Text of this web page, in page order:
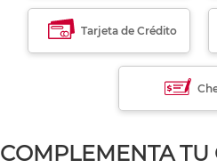
Tarjeta de Crédito
COMPLEMENTA TU